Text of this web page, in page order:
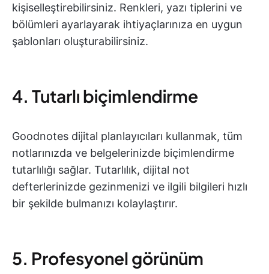
kişiselleştirebilirsiniz. Renkleri, yazı tiplerini ve
bölümleri ayarlayarak ihtiyaçlarınıza en uygun
şablonları oluşturabilirsiniz.
4. Tutarlı biçimlendirme
Goodnotes dijital planlayıcıları kullanmak, tüm
notlarınızda ve belgelerinizde biçimlendirme
tutarlılığı sağlar. Tutarlılık, dijital not
defterlerinizde gezinmenizi ve ilgili bilgileri hızlı
bir şekilde bulmanızı kolaylaştırır.
5. Profesyonel görünüm